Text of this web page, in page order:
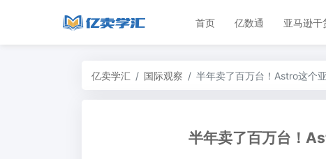
首页 亿数通 亚马逊干
亿卖学汇 国际观察 半年卖了百万台！Astro这个
半年卖了百万台！